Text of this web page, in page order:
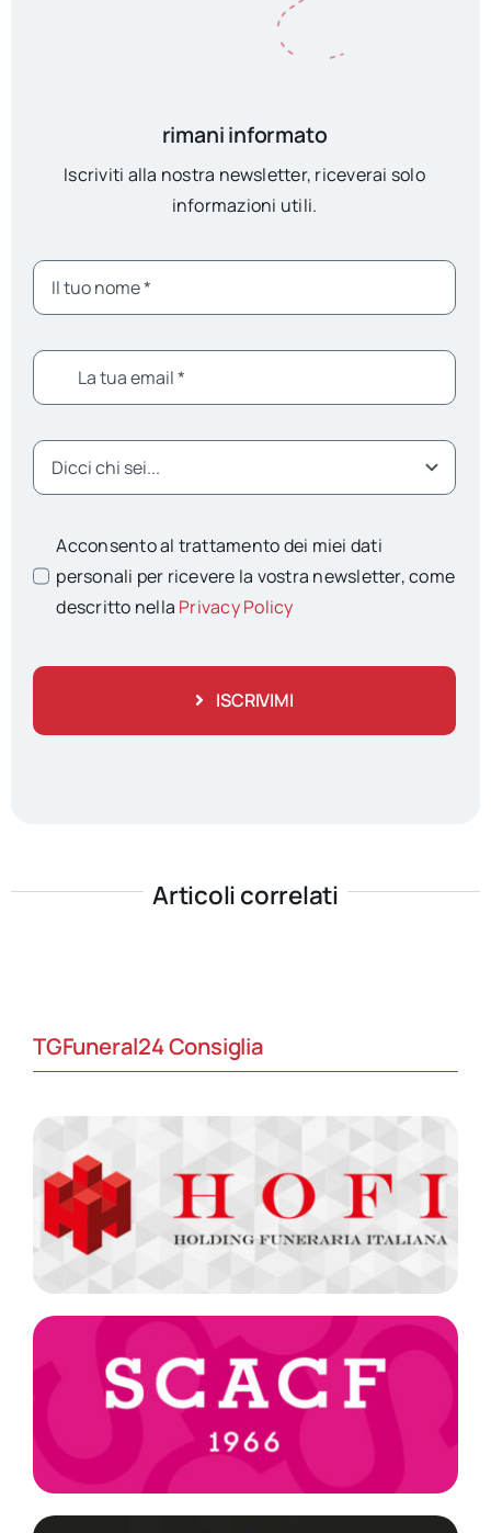
rimani informato
Iscriviti alla nostra newsletter, riceverai solo
informazioni utili.
Acconsento al trattamento dei miei dati
personali per ricevere la vostra newsletter, come
descritto nella Privacy Policy
ISCRIVIMI
Articoli correlati
TGFuneral24 Consiglia